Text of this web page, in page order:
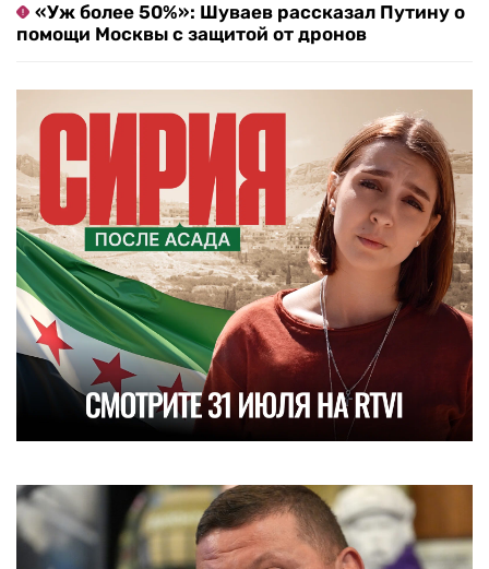
«Уж более 50%»: Шуваев рассказал Путину о
помощи Москвы с защитой от дронов